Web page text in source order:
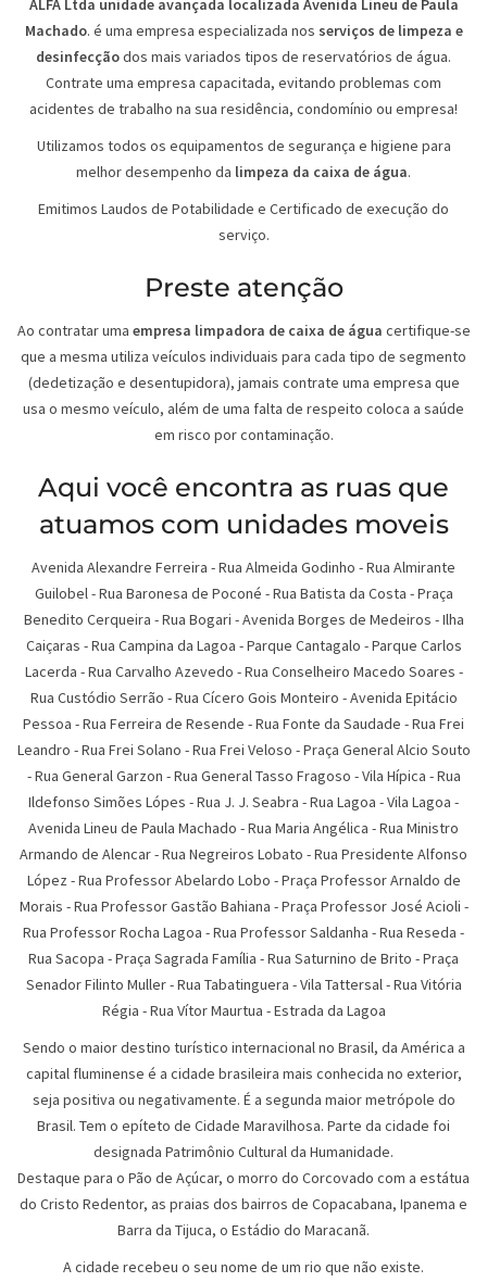
ALFA Ltda unidade avançada localizada Avenida Lineu de Paula
Machado. é uma empresa especializada nos serviços de limpeza e
desinfecçãodos mais variados tipos de reservatórios de água.
Contrate uma empresa capacitada, evitando problemas com
acidentes de trabalho na sua residência, condomínio ou empresa!
Utilizamos todos os equipamentos de segurança e higiene para
melhor desempenho da limpeza da caixa de água.
Emitimos Laudos de Potabilidade e Certificado de execução do
serviço.
Preste atenção
Ao contratar uma empresa limpadora de caixa de água certifique-se
que a mesma utiliza veículos individuais para cada tipo de segmento
(dedetização e desentupidora), jamais contrate uma empresa que
usa o mesmo veículo, além de uma falta de respeito coloca a saúde
em risco por contaminação.
Aqui você encontra as ruas que
atuamos com unidades moveis
Avenida Alexandre Ferreira - Rua Almeida Godinho - Rua Almirante
Guilobel - Rua Baronesa de Poconé - Rua Batista da Costa - Praça
Benedito Cerqueira - Rua Bogari - Avenida Borges de Medeiros - Ilha
Caiçaras - Rua Campina da Lagoa - Parque Cantagalo - Parque Carlos
Lacerda - Rua Carvalho Azevedo - Rua Conselheiro Macedo Soares -
Rua Custódio Serrão - Rua Cícero Gois Monteiro - Avenida Epitácio
Pessoa - Rua Ferreira de Resende - Rua Fonte da Saudade - Rua Frei
Leandro - Rua Frei Solano - Rua Frei Veloso - Praça General Alcio Souto
- Rua General Garzon - Rua General Tasso Fragoso - Vila Hípica - Rua
Ildefonso Simões Lópes - Rua J. J. Seabra - Rua Lagoa - Vila Lagoa -
Avenida Lineu de Paula Machado - Rua Maria Angélica - Rua Ministro
Armando de Alencar - Rua Negreiros Lobato - Rua Presidente Alfonso
López - Rua Professor Abelardo Lobo - Praça Professor Arnaldo de
Morais - Rua Professor Gastão Bahiana - Praça Professor José Acioli -
Rua Professor Rocha Lagoa - Rua Professor Saldanha - Rua Reseda -
Rua Sacopa - Praça Sagrada Família - Rua Saturnino de Brito - Praça
Senador Filinto Muller - Rua Tabatinguera - Vila Tattersal - Rua Vitória
Régia - Rua Vítor Maurtua - Estrada da Lagoa
Sendo o maior destino turístico internacional no Brasil, da América a
capital fluminense é a cidade brasileira mais conhecida no exterior,
seja positiva ou negativamente. É a segunda maior metrópole do
Brasil. Tem o epíteto de Cidade Maravilhosa. Parte da cidade foi
designada Patrimônio Cultural da Humanidade.
Destaque para o Pão de Açúcar, o morro do Corcovado com a estátua
do Cristo Redentor, as praias dos bairros de Copacabana, Ipanema e
Barra da Tijuca, o Estádio do Maracanã.
A cidade recebeu o seu nome de um rio que não existe.